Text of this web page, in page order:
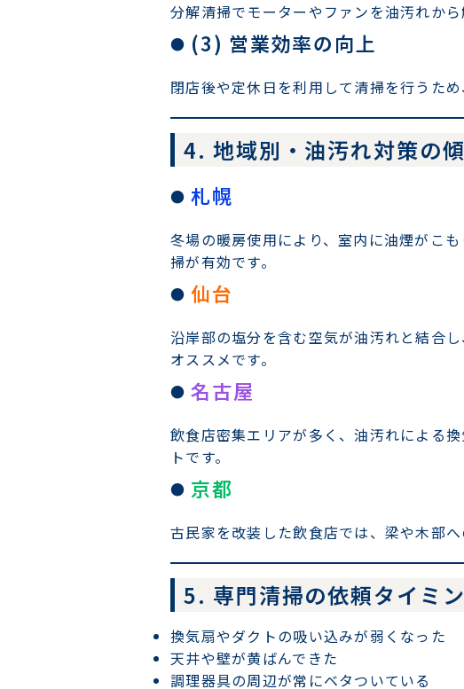
分解清掃でモーターやファンを油汚れか
(3) 営業効率の向上
閉店後や定休日を利用して清掃を行うた
4. 地域別・油汚れ対策の
札幌
冬場の暖房使用により、室内に油煙がこ
掃が有効です。
仙台
沿岸部の塩分を含む空気が油汚れと結合
オススメです。
名古屋
飲食店密集エリアが多く、油汚れによる
トです。
京都
古民家を改装した飲食店では、梁や木部
5. 専門清掃の依頼タイミ
換気扇やダクトの吸い込みが弱くなった
天井や壁が黄ばんできた
調理器具の周辺が常にベタついている